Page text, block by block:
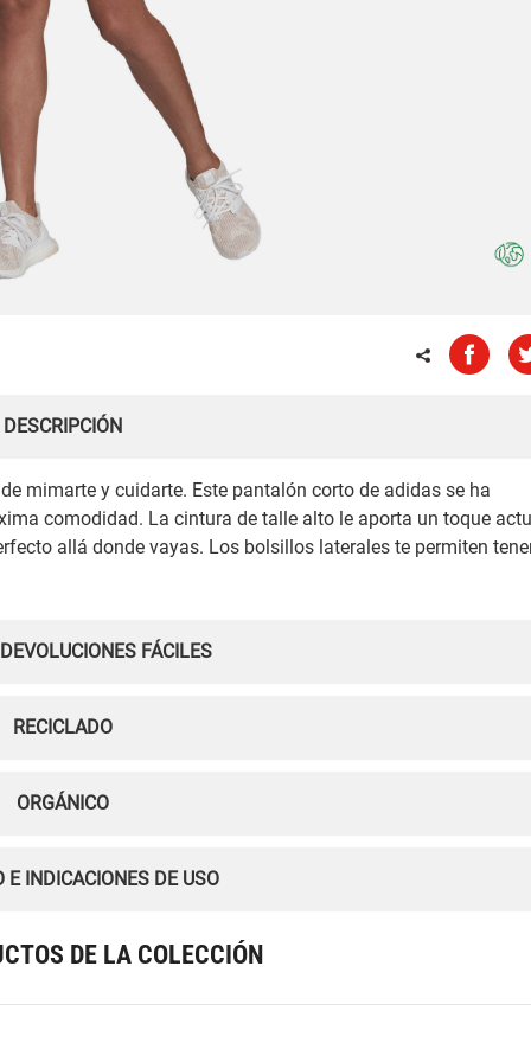
DESCRIPCIÓN
mimarte y cuidarte. Este pantalón corto de adidas se ha
comodidad. La cintura de talle alto le aporta un toque
allá donde vayas. Los bolsillos laterales te permiten
FÁCILES
RECICLADO
ORGÁNICO
E INDICACIONES DE USO
DE LA COLECCIÓN